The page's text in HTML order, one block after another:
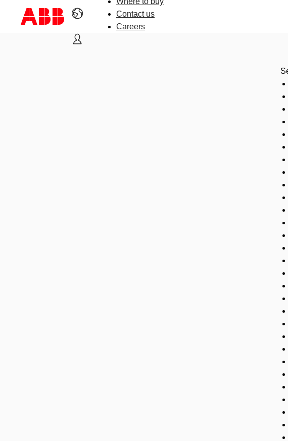
Contact us
Careers